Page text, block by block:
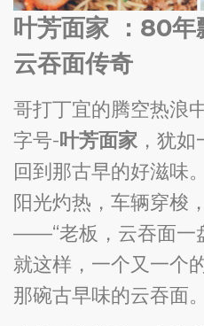
叶芳面家 ：80年
云吞面传奇
哥打丁宜的腾空热浪
字号-叶芳面家 ，犹
回到那古早的好滋味
阳光灼热，车辆穿梭
——“老板，云吞面一
就这样，一个又一个
那碗古早味的云吞面。